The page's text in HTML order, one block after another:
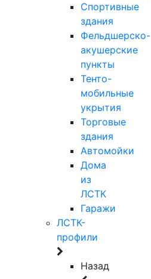
Спортивные
здания
Фельдшерско-
акушерские
пункты
Тенто-
мобильные
укрытия
Торговые
здания
Автомойки
Дома
из
ЛСТК
Гаражи
ЛСТК-
профили
Назад